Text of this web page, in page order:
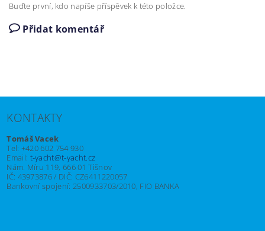
Buďte první, kdo napíše příspěvek k této položce.
Přidat komentář
KONTAKTY
Tomáš Vacek
Tel: +420 602 754 930
Email: t-yacht@t-yacht.cz
Nám. Míru 119, 666 01 Tišnov
IČ: 43973876 / DIČ: CZ6411220057
Bankovní spojení: 2500933703/2010, FIO BANKA